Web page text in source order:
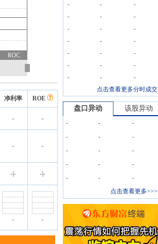
ROC
净利率 ROE
- -
- -
-|- --
- -
-
-
-
-
-
-
-
-
-
-
-
-
-
-
-
-
-
-
-
-
-
点击查看更多分时成交
盘口异动 该股异动
- -
-
-
-
-
-
-
-
-
-
-
-
-
-
点击查看更多>>>